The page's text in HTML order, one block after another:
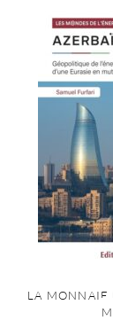
LA MONNAIE